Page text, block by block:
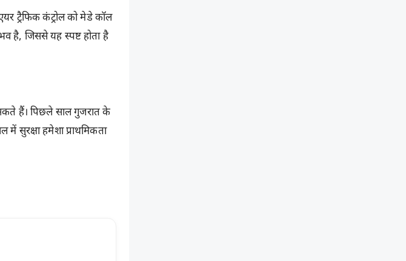
ट्रैफिक कंट्रोल को मेडे कॉल
है, जिससे यह स्पष्ट होता है
हैं। पिछले साल गुजरात के
सुरक्षा हमेशा प्राथमिकता